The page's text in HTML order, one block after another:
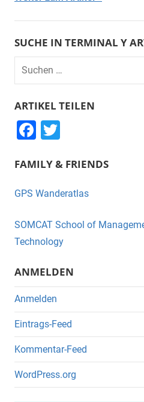
SUCHE IN TERMINAL Y
Suchen
nach:
ARTIKEL TEILEN
F
c
e
o
o
k
tt
er
FAMILY & FRIENDS
GPS Wanderatlas
SOMCAT School of
Technology
ANMELDEN
Anmelden
Eintrags-Feed
Kommentar-Feed
WordPress.org